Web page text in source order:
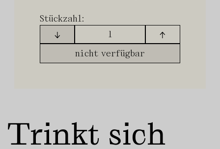
Stückzahl:
↓ ↑
nicht verfügbar
Trinkt sich